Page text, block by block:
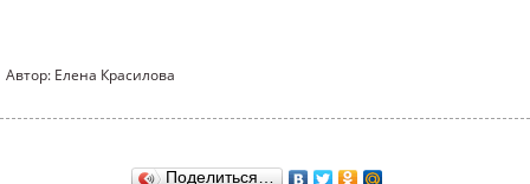
Автор: Елена Красилова
Поделиться…